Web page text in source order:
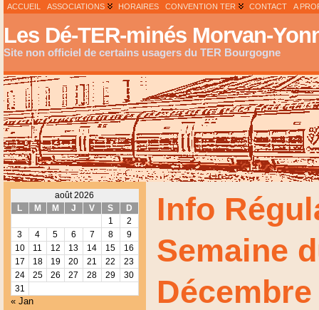
ACCUEIL ASSOCIATIONS HORAIRES CONVENTION TER CONTACT A
Les Dé-TER-minés Morvan-
Site non officiel de certains usagers du TER Bourgogne
août 2026
L
M M J V S
D
1
2
3
4 5 6 7 8
9
10
11 12 13 14 15
16
17
18 19 20 21 22
23
24
25 26 27 28 29
30
31
« Jan
Info
Semaine
Décembre